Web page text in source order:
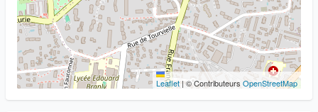
Leaflet|© Contributeurs OpenStreetMap